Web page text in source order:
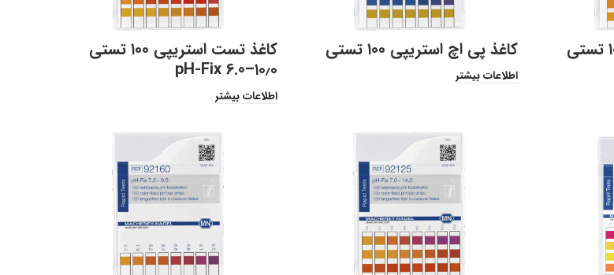
کاغذ پی اچ استریپی ۱۰۰ تستی
کاغذ پی اچ استریپی ۱۰۰ تستی
اطلاعات بیشتر
کاغذ تست استریپی ۱۰۰ تستی
pH-Fix 6.0–۱۰٫۰
اطلاعات بیشتر